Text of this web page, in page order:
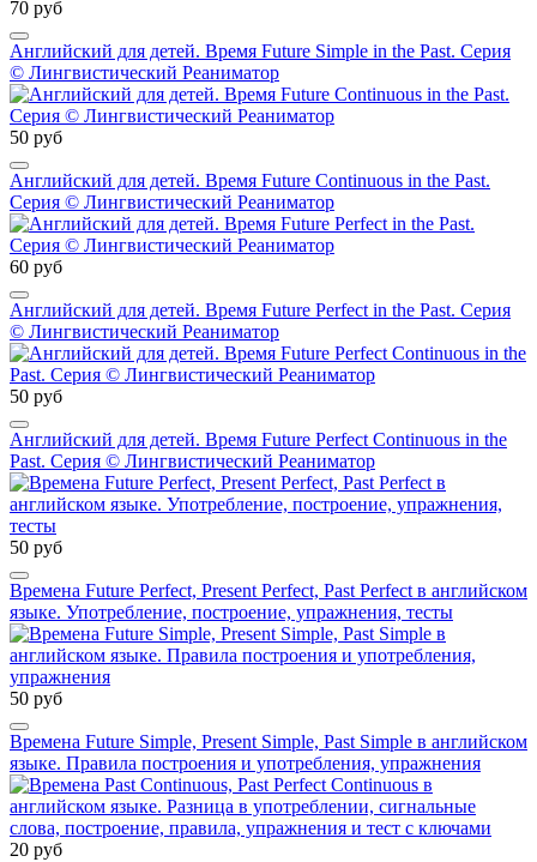
70 руб
Английский для детей. Время Future Simple in the Past. Серия
© Лингвистический Реаниматор
50 руб
Английский для детей. Время Future Continuous in the Past.
Серия © Лингвистический Реаниматор
60 руб
Английский для детей. Время Future Perfect in the Past. Серия
© Лингвистический Реаниматор
50 руб
Английский для детей. Время Future Perfect Continuous in the
Past. Серия © Лингвистический Реаниматор
50 руб
Времена Future Perfect, Present Perfect, Past Perfect в английском
языке. Употребление, построение, упражнения, тесты
50 руб
Времена Future Simple, Present Simple, Past Simple в английском
языке. Правила построения и употребления, упражнения
20 руб